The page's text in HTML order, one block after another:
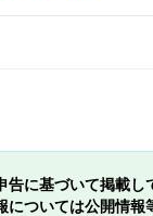
に基づいて掲載
ついては公開情